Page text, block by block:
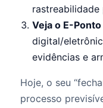
rastreabilidade
Veja o E-
digital/
evidências e
Hoje, o seu
processo